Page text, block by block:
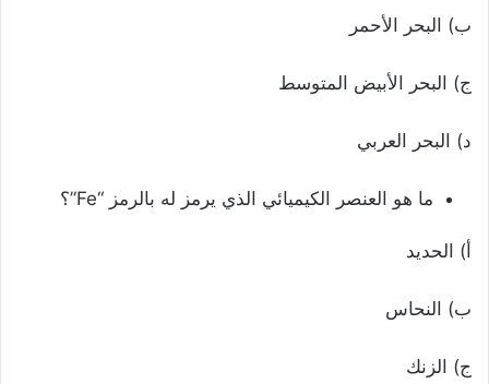
ب) البحر الأحمر
ج) البحر الأبيض المتوسط
د) البحر العربي
ما هو العنصر الكيميائي الذي يرمز له بالرمز “Fe”؟
أ) الحديد
ب) النحاس
ج) الزنك